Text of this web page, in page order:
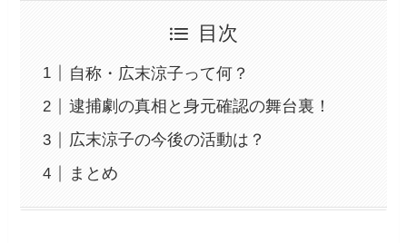
目次
自称・広末涼子って何？
逮捕劇の真相と身元確認の舞台裏！
広末涼子の今後の活動は？
まとめ